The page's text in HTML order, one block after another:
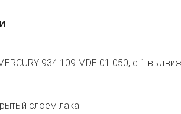
934 109 MDE 01 050, с 1
слоем лака